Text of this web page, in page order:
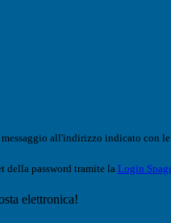
all'indirizzo indicato con
della password tramite la Login
elettronica!